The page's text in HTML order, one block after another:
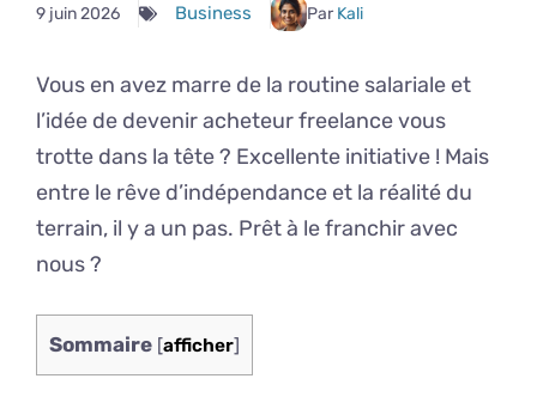
9 juin 2026 Business Par Kali
Vous en avez marre de la routine salariale et
l’idée de devenir acheteur freelance vous
trotte dans la tête ? Excellente initiative ! Mais
entre le rêve d’indépendance et la réalité du
terrain, il y a un pas. Prêt à le franchir avec
nous ?
Sommaire [afficher]